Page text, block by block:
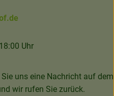
Uhr
uns eine Nachricht auf dem
wir rufen Sie zurück.